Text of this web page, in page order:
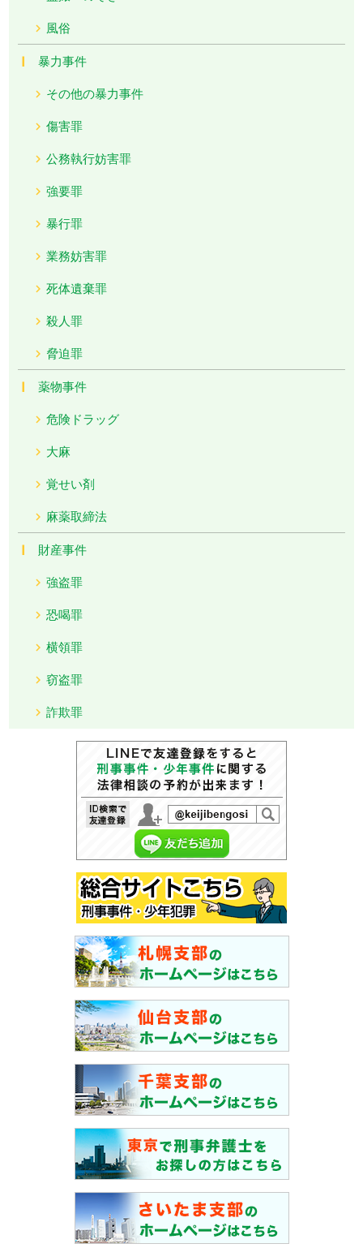
風俗
暴力事件
その他の暴力事件
傷害罪
公務執行妨害罪
強要罪
暴行罪
業務妨害罪
死体遺棄罪
殺人罪
脅迫罪
薬物事件
危険ドラッグ
大麻
覚せい剤
麻薬取締法
財産事件
強盗罪
恐喝罪
横領罪
窃盗罪
詐欺罪